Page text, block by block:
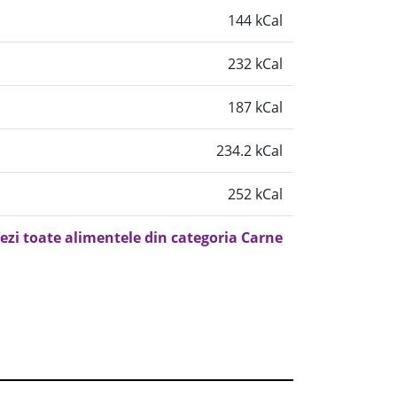
144 kCal
232 kCal
187 kCal
234.2 kCal
252 kCal
toate alimentele din categoria Carne